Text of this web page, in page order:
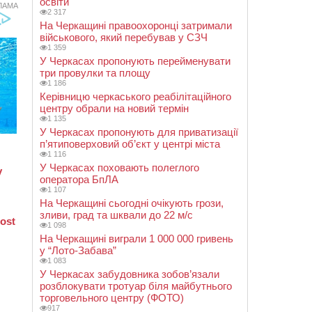
2 317
На Черкащині правоохоронці затримали
військового, який перебував у СЗЧ
1 359
У Черкасах пропонують перейменувати
три провулки та площу
1 186
Керівницю черкаського реабілітаційного
центру обрали на новий термін
1 135
У Черкасах пропонують для приватизації
п’ятиповерховий об’єкт у центрі міста
1 116
У Черкасах поховають полеглого
оператора БпЛА
1 107
На Черкащині сьогодні очікують грози,
зливи, град та шквали до 22 м/с
1 098
На Черкащині виграли 1 000 000 гривень
у “Лото-Забава”
1 083
У Черкасах забудовника зобов’язали
розблокувати тротуар біля майбутнього
торговельного центру (ФОТО)
917